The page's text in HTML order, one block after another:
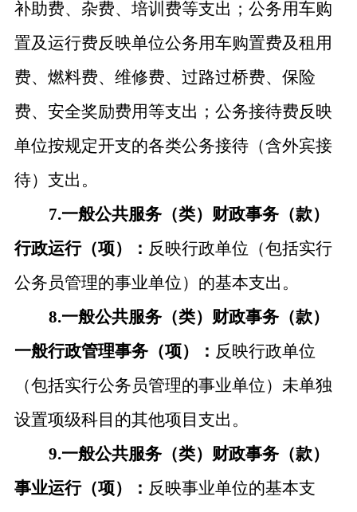
补助费、杂费、培训费等支出；公务用车购
置及运行费反映单位公务用车购置费及租用
费、燃料费、维修费、过路过桥费、保险
费、安全奖励费用等支出；公务接待费反映
单位按规定开支的各类公务接待（含外宾接
待）支出。
7.一般公共服务（类）财政事务（款）
行政运行（项）： 反映行政单位（包括实行
公务员管理的事业单位）的基本支出。
8.一般公共服务（类）财政事务（款）
一般行政管理事务（项）： 反映行政单位
（包括实行公务员管理的事业单位）未单独
设置项级科目的其他项目支出。
9.一般公共服务（类）财政事务（款）
事业运行（项）： 反映事业单位的基本支